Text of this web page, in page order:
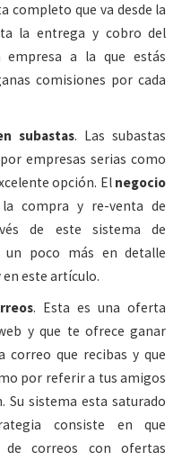
completo que va desde la
la entrega y cobro del
a la que estás
comisiones por cada
subastas. Las subastas
empresas serias como
opción. El negocio
compra y re-venta de
de este sistema de
un poco más en detalle
este artículo.
. Esta es una oferta
y que te ofrece ganar
correo que recibas y que
por referir a tus amigos
Su sistema esta saturado
consiste en que
de correos con ofertas